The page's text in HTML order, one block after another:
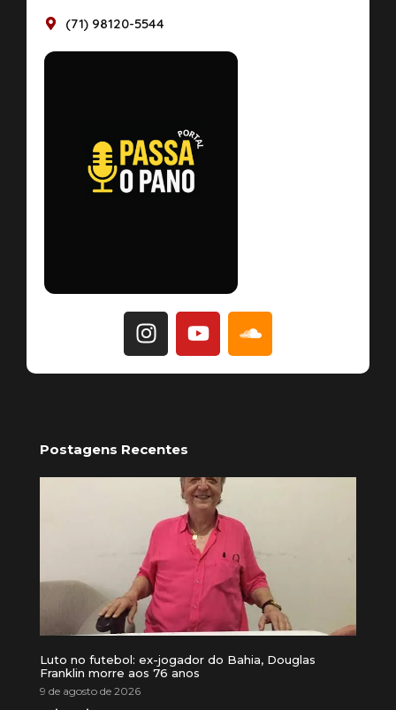
(71) 98120-5544
Postagens Recentes
Luto no futebol: ex-jogador do Bahia, Douglas
Franklin morre aos 76 anos
9 de agosto de 2026